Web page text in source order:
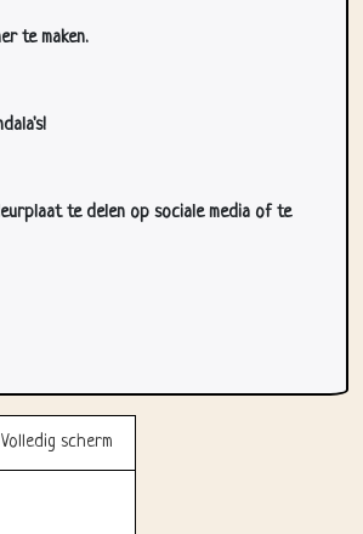
te maken.
te delen op sociale media of te
Volledig scherm